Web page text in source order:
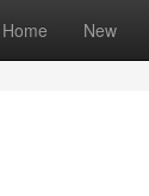
Home New